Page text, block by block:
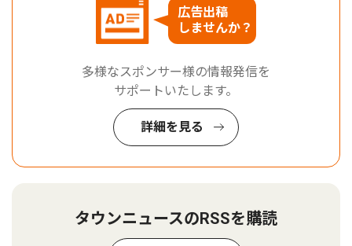
広告出稿
しませんか？
多様なスポンサー様の情報発信を
サポートいたします。
詳細を見る
タウンニュースのRSSを購読